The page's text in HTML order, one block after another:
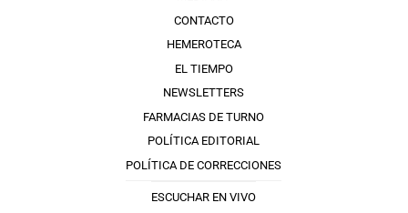
CONTACTO
HEMEROTECA
EL TIEMPO
NEWSLETTERS
FARMACIAS DE TURNO
POLÍTICA EDITORIAL
POLÍTICA DE CORRECCIONES
ESCUCHAR EN VIVO